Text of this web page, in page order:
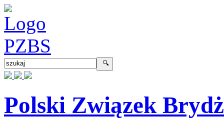
Polski Związek